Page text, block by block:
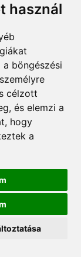
használ
böngészési
célzott
és elemzi a
hogy
a
t
| Theme: